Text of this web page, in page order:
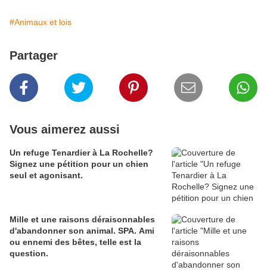
#Animaux et lois
Partager
Vous aimerez aussi
Un refuge Tenardier à La Rochelle?
Signez une pétition pour un chien
seul et agonisant.
Mille et une raisons déraisonnables
d'abandonner son animal. SPA. Ami
ou ennemi des bêtes, telle est la
question.